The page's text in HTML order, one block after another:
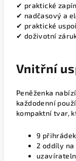
✔ praktické
✔ nadčasový a
✔ praktické
✔ doživotní
Vnitřní
Peněženka
každodenní
kompaktní tvar,
9
2 oddíly